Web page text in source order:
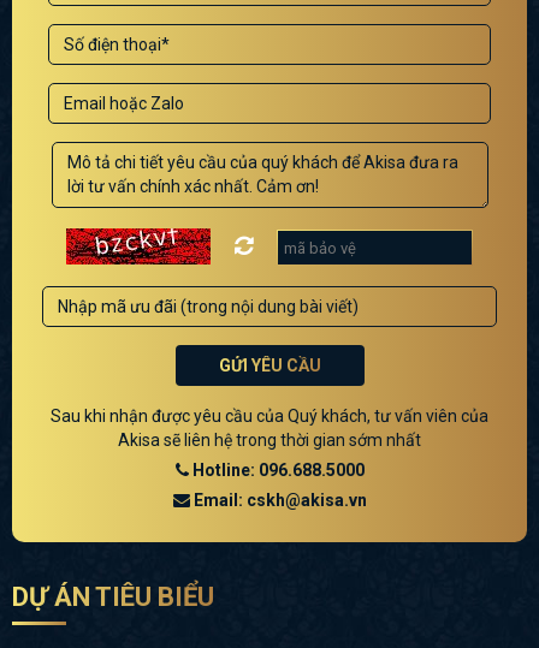
GỬI YÊU CẦU
Sau khi nhận được yêu cầu của Quý khách, tư vấn viên của
Akisa sẽ liên hệ trong thời gian sớm nhất
Hotline: 096.688.5000
Email: cskh@akisa.vn
DỰ ÁN TIÊU BIỂU